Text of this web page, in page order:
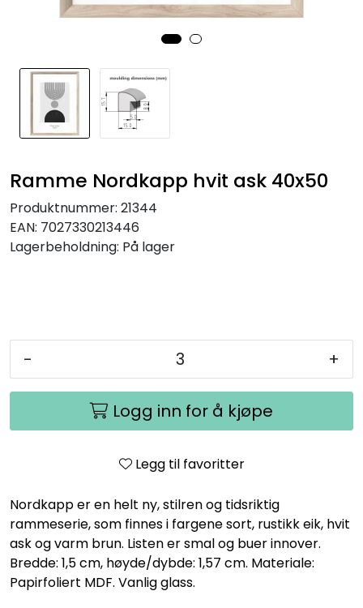
Ramme Nordkapp hvit ask 40x50
Produktnummer: 21344
EAN: 7027330213446
Lagerbeholdning: På lager
- +
Logg inn for å kjøpe
Legg til favoritter
Nordkapp er en helt ny, stilren og tidsriktig
rammeserie, som finnes i fargene sort, rustikk eik, hvit
ask og varm brun. Listen er smal og buer innover.
Bredde: 1,5 cm, høyde/dybde: 1,57 cm. Materiale:
Papirfoliert MDF. Vanlig glass.
SOMMEROUTLET